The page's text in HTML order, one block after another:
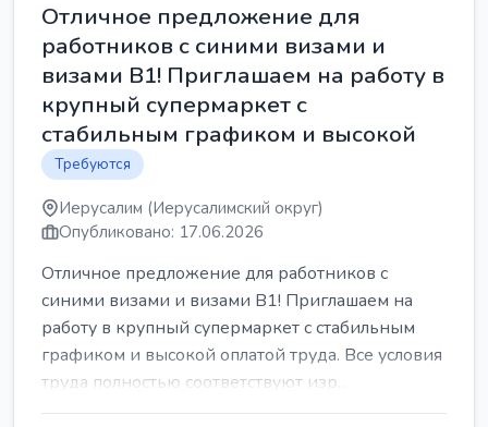
Отличное предложение для
работников с синими визами и
визами B1! Приглашаем на работу в
крупный супермаркет с
стабильным графиком и высокой
Требуются
Иерусалим (Иерусалимский округ)
Опубликовано: 17.06.2026
Отличное предложение для работников с
синими визами и визами B1! Приглашаем на
работу в крупный супермаркет с стабильным
графиком и высокой оплатой труда. Все условия
труда полностью соответствуют изр...